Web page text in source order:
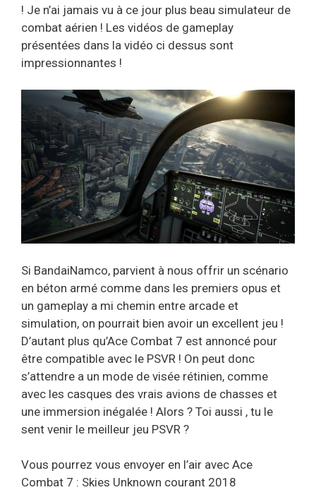
! Je n’ai jamais vu à ce jour plus beau simulateur de
combat aérien ! Les vidéos de gameplay
présentées dans la vidéo ci dessus sont
impressionnantes !
Si BandaiNamco, parvient à nous offrir un scénario
en béton armé comme dans les premiers opus et
un gameplay a mi chemin entre arcade et
simulation, on pourrait bien avoir un excellent jeu !
D’autant plus qu’Ace Combat 7 est annoncé pour
être compatible avec le PSVR ! On peut donc
s’attendre a un mode de visée rétinien, comme
avec les casques des vrais avions de chasses et
une immersion inégalée ! Alors ? Toi aussi , tu le
sent venir le meilleur jeu PSVR ?
Vous pourrez vous envoyer en l’air avec Ace
Combat 7 : Skies Unknown courant 2018